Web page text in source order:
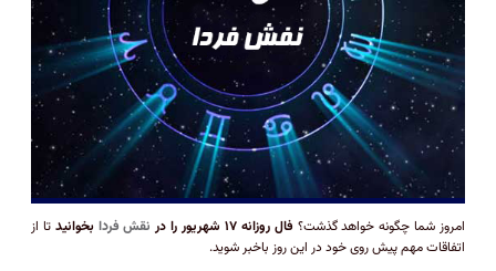
امروز شما چگونه خواهد گذشت؟ فال روزانه ۱۷ شهریور را در نقش فردا بخوانید تا از
اتفاقات مهم پیش روی خود در این روز باخبر شوید.